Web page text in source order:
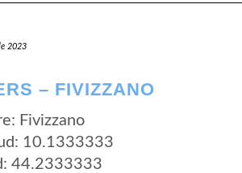
2023
– FIVIZZANO
Fivizzano
10.1333333
44.2333333